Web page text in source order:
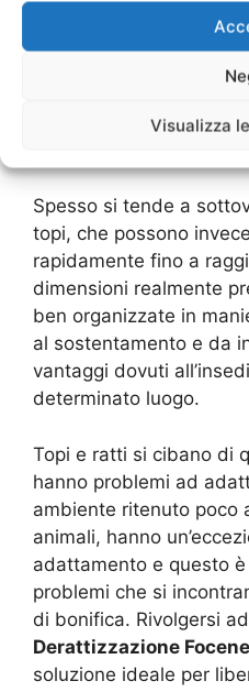
Visualizza
Senza pensare che
timore nell’insediarsi
delle industrie
Spesso si tende a
topi, che possono
rapidamente fino a
dimensioni realmente
ben organizzate in
al sostentamento e da
vantaggi dovuti
determinato luogo.
Topi e ratti si cibano di
hanno problemi ad
ambiente ritenuto poco
animali, hanno
adattamento e questo
problemi che si
di bonifica. Rivolgersi
Derattizzazione Focene
soluzione ideale per